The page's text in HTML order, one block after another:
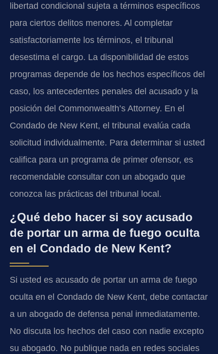
libertad condicional sujeta a términos específicos
para ciertos delitos menores. Al completar
satisfactoriamente los términos, el tribunal
desestima el cargo. La disponibilidad de estos
programas depende de los hechos específicos del
caso, los antecedentes penales del acusado y la
posición del Commonwealth’s Attorney. En el
Condado de New Kent, el tribunal evalúa cada
solicitud individualmente. Para determinar si usted
califica para un programa de primer ofensor, es
recomendable consultar con un abogado que
conozca las prácticas del tribunal local.
¿Qué debo hacer si soy acusado
de portar un arma de fuego oculta
en el Condado de New Kent?
Si usted es acusado de portar un arma de fuego
oculta en el Condado de New Kent, debe contactar
a un abogado de defensa penal inmediatamente.
No discuta los hechos del caso con nadie excepto
su abogado. No publique nada en redes sociales